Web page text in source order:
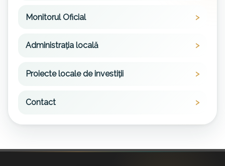
Monitorul Oficial
Administrația locală
Proiecte locale de investiții
Contact